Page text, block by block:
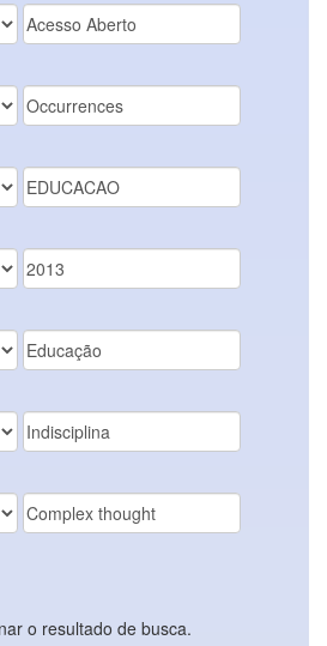
o resultado de busca.